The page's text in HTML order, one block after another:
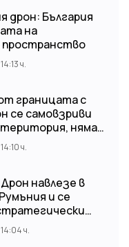
дрон: България
на
ч.
границата с
се самовзриви
територия, няма
ч.
навлезе в
и се
ч.